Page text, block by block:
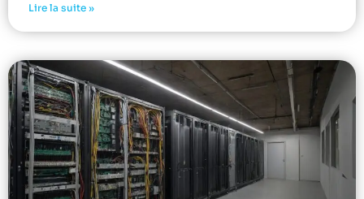
Lire la suite »